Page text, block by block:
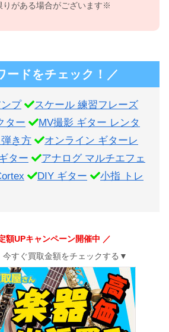
がある場合がございます※
ードをチェック！／
プ
スケール 練習フレーズ
ター
MV撮影 ギター レンタ
き方
オンライン ギターレ
ター
アナログ マルチエフェ
DIY ギター
小指 トレ
額UPキャンペーン開催中 ／
すぐ買取金額をチェックする▼